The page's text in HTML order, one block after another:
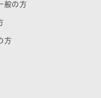
般の方
方